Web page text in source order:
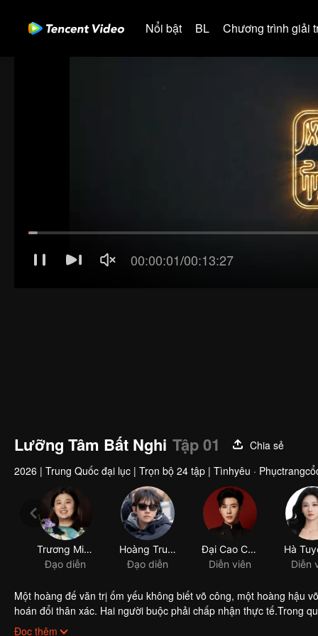
Nổi bật BL Chương trình giải
Lưỡng Tâm Bất Nghi Tập 01
Chia sẻ
2026 | Trung Quốc đại lục | Trọn bộ 24 tập | Tìnhyêu ·
Trương Minh Tọa
Đạo diễn
Hoàng Truyền Trạch
Đạo diễn
Một hoàng đế văn trị ốm yếu không biết võ công, một hoàng hậu
hoán đổi thân xác. Hai người buộc phải chấp nhận thực tế.Trong
phương. Hoàng đế trong thân xác hoàng hậu chứng kiến phi tần
Đọc thêm